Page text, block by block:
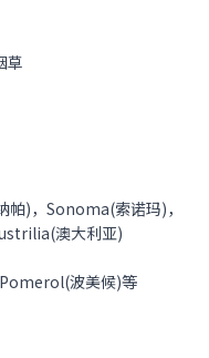
草
)，Sonoma(索诺玛)，
澳大利亚)
波美候)等